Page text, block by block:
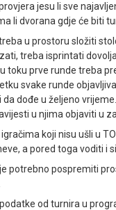
jesu li sve
li dvorana gdje će biti
u prostoru složiti
treba isprintati
toku prve runde treba
svake runde
dođe u željeno
u njima objaviti u
koji nisu ušli u
a pored toga voditi i
potrebno pospremiti
od turnira u